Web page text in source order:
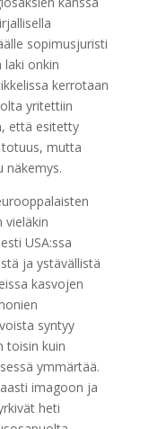
sopimusjuristi
laki onkin
kerrotaan
yritettiin
että esitetty
totuus, mutta
näkemys.
vieläkin
USA:ssa
ja ystävällistä
kasvojen
syntyy
toisin kuin
ymmärtää.
imagoon ja
heti